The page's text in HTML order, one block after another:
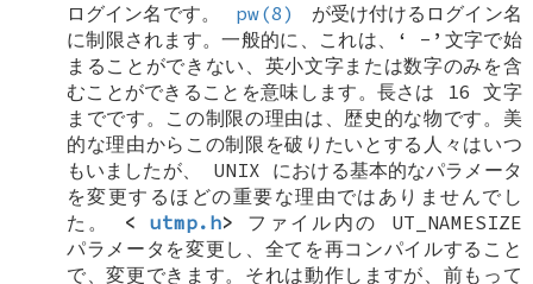
ログイン名です。
pw(8)
が受け付けるログイン名
に制限されます。一般的に、これは、‘ - ’文字で始
まることができない、英小文字または数字のみを含
むことができることを意味します。長さは 16 文字
までです。この制限の理由は、歴史的な物です。美
的な理由からこの制限を破りたいとする人々はいつ
もいましたが、 UNIX における基本的なパラメータ
を変更するほどの重要な理由ではありませんでし
た。 <utmp.h> ファイル内の UT_NAMESIZE
パラメータを変更し、全てを再コンパイルすること
で、変更できます。それは動作しますが、前もって